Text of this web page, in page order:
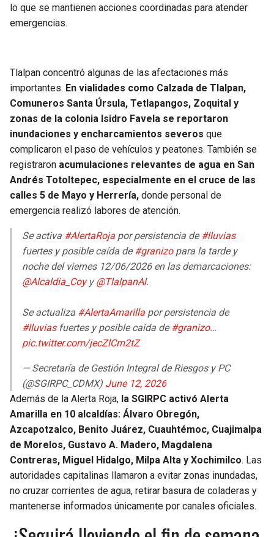
lo que se mantienen acciones coordinadas para atender
emergencias.
Tlalpan concentró algunas de las afectaciones más
importantes. En vialidades como Calzada de Tlalpan,
Comuneros Santa Úrsula, Tetlapangos, Zoquital y
zonas de la colonia Isidro Favela se reportaron
inundaciones y encharcamientos severos que
complicaron el paso de vehículos y peatones. También se
registraron acumulaciones relevantes de agua en San
Andrés Totoltepec, especialmente en el cruce de las
calles 5 de Mayo y Herrería, donde personal de
emergencia realizó labores de atención.
Se activa #AlertaRoja por persistencia de#lluvias
fuertes y posible caída de#granizopara la tarde y
noche del viernes 12/06/2026 en las demarcaciones:
@Alcaldia_Coyy@TlalpanAl.
Se actualiza #AlertaAmarilla por persistencia de
#lluviasfuertes y posible caída de#granizo…
pic.twitter.com/jecZlCm2tZ
— Secretaría de Gestión Integral de Riesgos y PC
(@SGIRPC_CDMX) June 12, 2026
Además de la Alerta Roja, la SGIRPC activó Alerta
Amarilla en 10 alcaldías: Álvaro Obregón,
Azcapotzalco, Benito Juárez, Cuauhtémoc, Cuajimalpa
de Morelos, Gustavo A. Madero, Magdalena
Contreras, Miguel Hidalgo, Milpa Alta y Xochimilco. Las
autoridades capitalinas llamaron a evitar zonas inundadas,
no cruzar corrientes de agua, retirar basura de coladeras y
mantenerse informados únicamente por canales oficiales.